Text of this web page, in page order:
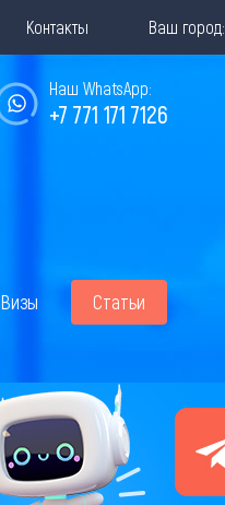
Контакты Ваш город:
Наш WhatsApp:
+7 771 171 7126
Визы Статьи